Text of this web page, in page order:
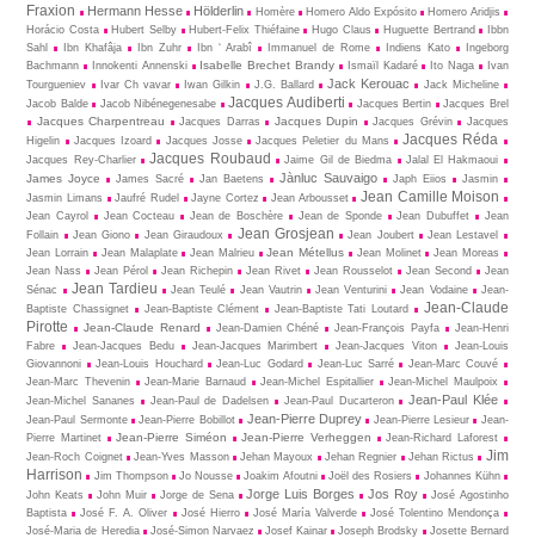
Fraxion
Hermann Hesse Hölderlin Homère Homero Aldo Expósito
Homero Aridjis
Horácio Costa
Hubert Selby Hubert-Felix Thiéfaine Hugo Claus Huguette Bertrand
Ibbn
Sahl
Ibn Khafâja Ibn Zuhr Ibn ‘ Arabî Immanuel de Rome Indiens Kato
Ingeborg
Bachmann
Innokenti Annenski Isabelle Brechet Brandy Ismaïl Kadaré Ito Naga
Ivan
Tourgueniev
Ivar Ch vavar Iwan Gilkin J.G. Ballard Jack Kerouac
Jack Micheline
Jacob Balde
Jacob Nibénegenesabe Jacques Audiberti Jacques Bertin Jacques Brel
Jacques Charpentreau Jacques Darras Jacques Dupin Jacques Grévin
Jacques
Higelin
Jacques Izoard Jacques Josse Jacques Peletier du Mans Jacques Réda
Jacques Rey-Charlier Jacques Roubaud Jaime Gil de Biedma Jalal El Hakmaoui
James Joyce James Sacré Jan Baetens Jànluc Sauvaigo Japh Eiios
Jasmin
Jasmin Limans
Jaufré Rudel Jayne Cortez Jean Arbousset Jean Camille Moison
Jean Cayrol Jean Cocteau Jean de Boschère Jean de Sponde Jean Dubuffet
Jean
Follain
Jean Giono Jean Giraudoux Jean Grosjean Jean Joubert
Jean Lestavel
Jean Lorrain
Jean Malaplate Jean Malrieu Jean Métellus Jean Molinet
Jean Moreas
Jean Nass
Jean Pérol Jean Richepin Jean Rivet Jean Rousselot Jean Second
Jean
Sénac
Jean Tardieu Jean Teulé Jean Vautrin Jean Venturini Jean Vodaine
Jean-
Baptiste Chassignet
Jean-Baptiste Clément Jean-Baptiste Tati Loutard
Jean-Claude
Pirotte
Jean-Claude Renard Jean-Damien Chéné Jean-François Payfa
Jean-Henri
Fabre
Jean-Jacques Bedu Jean-Jacques Marimbert Jean-Jacques Viton
Jean-Louis
Giovannoni
Jean-Louis Houchard Jean-Luc Godard Jean-Luc Sarré
Jean-Marc Couvé
Jean-Marc Thevenin
Jean-Marie Barnaud Jean-Michel Espitallier
Jean-Michel Maulpoix
Jean-Michel Sananes
Jean-Paul de Dadelsen Jean-Paul Ducarteron Jean-Paul Klée
Jean-Paul Sermonte Jean-Pierre Bobillot Jean-Pierre Duprey Jean-Pierre Lesieur
Jean-
Pierre Martinet
Jean-Pierre Siméon Jean-Pierre Verheggen
Jean-Richard Laforest
Jean-Roch Coignet
Jean-Yves Masson Jehan Mayoux Jehan Regnier Jehan Rictus
Jim
Harrison
Jim Thompson Jo Nousse Joakim Afoutni Joël des Rosiers
Johannes Kühn
John Keats
John Muir Jorge de Sena Jorge Luis Borges Jos Roy
José Agostinho
Baptista
José F. A. Oliver José Hierro José María Valverde
José Tolentino Mendonça
José-Maria de Heredia
José-Simon Narvaez Josef Kainar Joseph Brodsky
Josette Bernard